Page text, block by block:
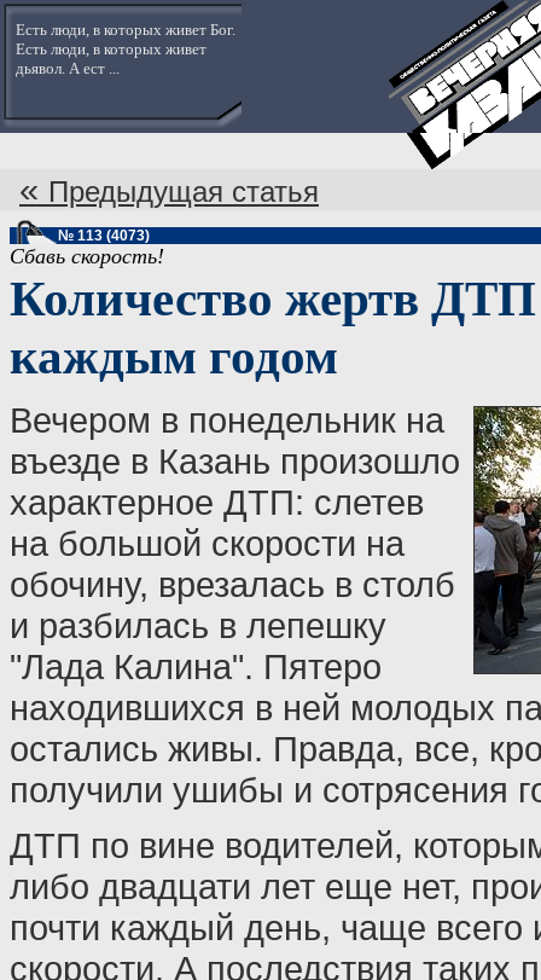
Есть люди, в которых живет Бог.
Есть люди, в которых живет
дьявол. А ест ...
« Предыдущая статья
№ 113 (4073)
Сбавь скорость!
Количество жертв ДТП
каждым годом
Вечером в понедельник на
въезде в Казань произошло
характерное ДТП: слетев
на большой скорости на
обочину, врезалась в столб
и разбилась в лепешку
"Лада Калина". Пятеро
находившихся в ней молодых
остались живы. Правда, все,
получили ушибы и сотрясения
ДТП по вине водителей,
либо двадцати лет еще нет,
почти каждый день, чаще
скорости. А последствия таких